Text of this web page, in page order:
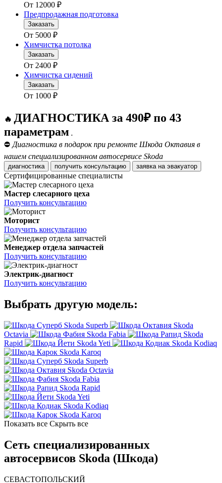
От 12000 ₽
Предпродажная подготовка
Заказать
От 5000 ₽
Химчистка потолка
Заказать
От 2400 ₽
Химчистка сидений
Заказать
От 1000 ₽
🔥 ДИАГНОСТИКА за 490₽ по 43
параметрам .
⛔ Диагностика в подарок при ремонте Шкода Октавия в
нашем специализированном автосервисе Skoda
диагностика получить консультацию заявка на эвакуатор
Сертифицированные специалисты
Мастер слесарного цеха
Получить консультацию
Моторист
Получить консультацию
Менеджер отдела запчастей
Получить консультацию
Электрик-диагност
Получить консультацию
Выбрать другую модель:
Skoda Superb
Skoda
Octavia
Skoda Fabia
Skoda
Rapid
Skoda Yeti
Skoda Kodiaq
Skoda Karoq
Skoda Superb
Skoda Octavia
Skoda Fabia
Skoda Rapid
Skoda Yeti
Skoda Kodiaq
Skoda Karoq
Показать все Скрыть все
Сеть специализированных
автосервисов Skoda (Шкода)
СЕВАСТОПОЛЬСКИЙ